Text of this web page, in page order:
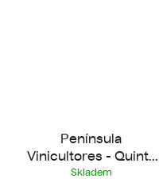
Península
Vinicultores - Quinta
de Quercus 2021
Skladem